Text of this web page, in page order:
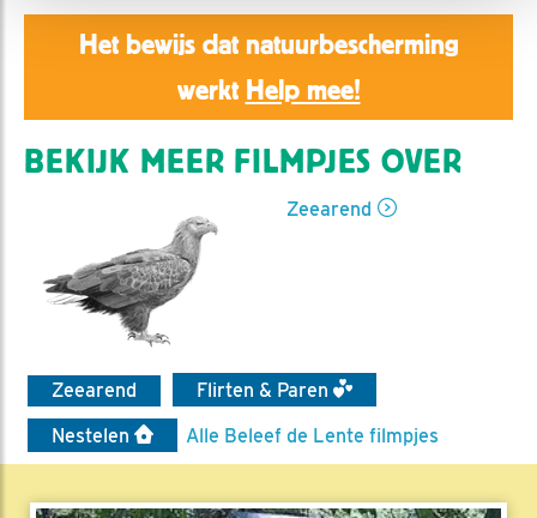
Het bewijs dat natuurbescherming
werkt Help mee!
BEKIJK MEER FILMPJES OVER
Zeearend
Zeearend
Flirten & Paren
Nestelen
Alle Beleef de Lente filmpjes